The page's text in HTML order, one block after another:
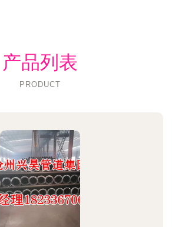
产品列表
PRODUCT